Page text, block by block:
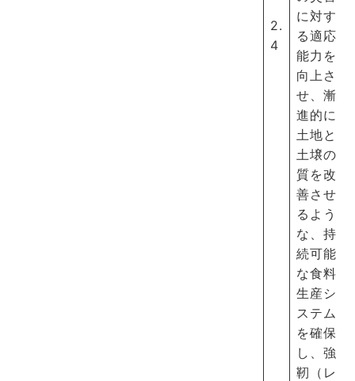
2.
4
に対す
る適応
能力を
向上さ
せ、漸
進的に
土地と
土壌の
質を改
善させ
るよう
な、持
続可能
な食料
生産シ
ステム
を確保
し、強
靭（レ